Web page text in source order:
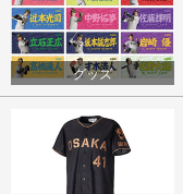
グッズ